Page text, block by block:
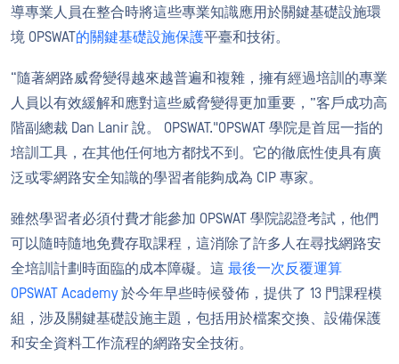
導專業人員在整合時將這些專業知識應用於關鍵基礎設施環
境 OPSWAT的關鍵基礎設施保護平臺和技術。
“隨著網路威脅變得越來越普遍和複雜，擁有經過培訓的專業
人員以有效緩解和應對這些威脅變得更加重要，”客戶成功高
階副總裁 Dan Lanir 說。 OPSWAT."OPSWAT 學院是首屈一指的
培訓工具，在其他任何地方都找不到。它的徹底性使具有廣
泛或零網路安全知識的學習者能夠成為 CIP 專家。
雖然學習者必須付費才能參加 OPSWAT 學院認證考試，他們
可以隨時隨地免費存取課程，這消除了許多人在尋找網路安
全培訓計劃時面臨的成本障礙。這 最後一次反覆運算
OPSWAT Academy於今年早些時候發佈，提供了 13 門課程模
組，涉及關鍵基礎設施主題，包括用於檔案交換、設備保護
和安全資料工作流程的網路安全技術。